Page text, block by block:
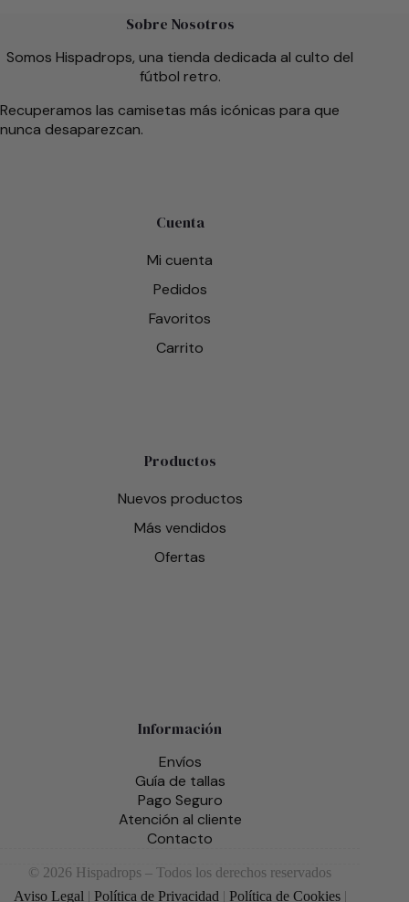
Sobre Nosotros
Somos Hispadrops, una tienda dedicada al culto del
fútbol retro.
Recuperamos las camisetas más icónicas para que
nunca desaparezcan.
Cuenta
Mi cuenta
Pedidos
Favoritos
Carrito
Productos
Nuevos productos
Más vendidos
Ofertas
Información
Envíos
Guía de tallas
Pago Seguro
Atención al cliente
Contacto
© 2026 Hispadrops – Todos los derechos reservados
Aviso Legal | Política de Privacidad | Política de Cookies|